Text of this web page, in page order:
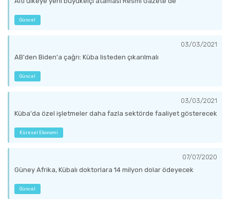
Güncel
03/03/2021
AB'den Biden'a çağrı: Küba listeden çıkarılmalı
Güncel
03/03/2021
Küba'da özel işletmeler daha fazla sektörde faaliyet gösterecek
Küresel Ekonomi
07/07/2020
Güney Afrika, Kübalı doktorlara 14 milyon dolar ödeyecek
Güncel